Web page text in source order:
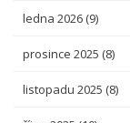
ledna 2026 (9)
prosince 2025 (8)
listopadu 2025 (8)